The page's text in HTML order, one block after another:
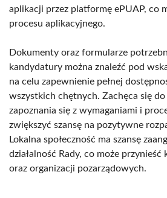
aplikacji przez platformę ePUAP, co
procesu aplikacyjnego.
Dokumenty oraz formularze
kandydatury można znaleźć pod
na celu zapewnienie pełnej
wszystkich chętnych. Zachęca się do
zapoznania się z wymaganiami i
zwiększyć szansę na pozytywne
Lokalna społeczność ma szansę
działalność Rady, co może przynieść
oraz organizacji pozarządowych.